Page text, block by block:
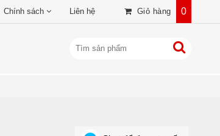
Chính sách Liên hệ Giỏ hàng 0